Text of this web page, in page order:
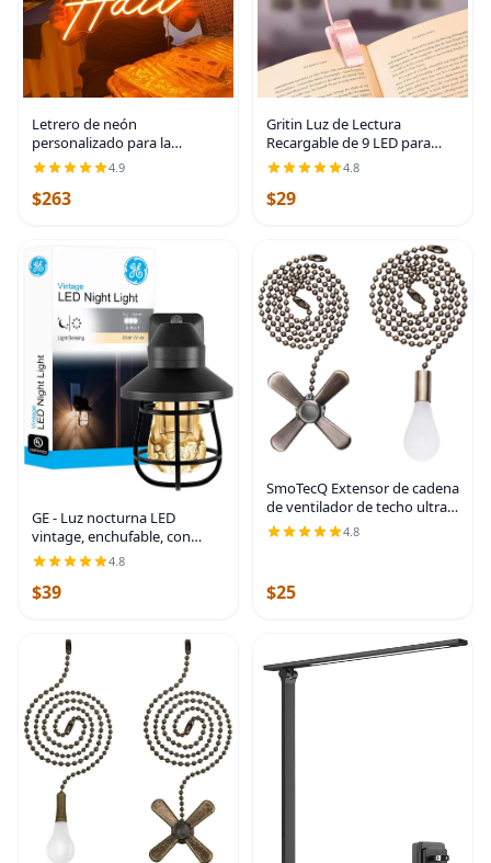
Letrero de neón
personalizado para la
decoración de la pared,
guarida, sala de juegos,
guardería, dormitorio para
4.9
$263
Gritin Luz de Lectura
Recargable de 9 LED para
Leer en la Cama - Cuidado de
los Ojos 3 Temperaturas de
Color, Brillo de Atenuación
4.8
$29
GE - Luz nocturna LED
vintage, enchufable, con
sensor de atardecer a
amanecer, estilo casa de
campo, iluminación
4.8
$39
SmoTecQ Extensor de cadena
de ventilador de techo ultra
largo, integrado con bombilla
ventilador para
4.8
$25